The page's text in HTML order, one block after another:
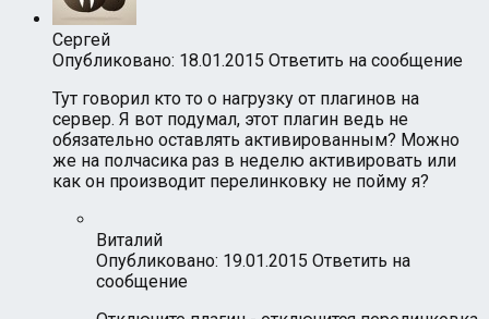
Сергей
Опубликовано: 18.01.2015 Ответить на сообщение
Тут говорил кто то о нагрузку от плагинов на
сервер. Я вот подумал, этот плагин ведь не
обязательно оставлять активированным? Можно
же на полчасика раз в неделю активировать или
как он производит перелинковку не пойму я?
Виталий
Опубликовано: 19.01.2015 Ответить на
сообщение